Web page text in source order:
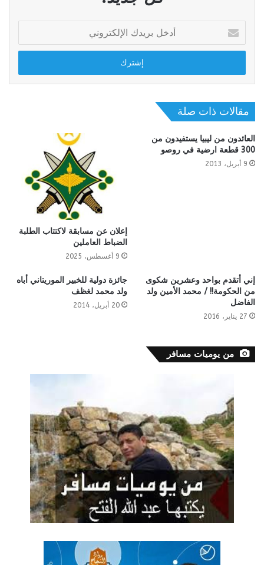
بريدك
الإلكتروني
مقالات ذات صلة
العائدون من ليبيا يستفيدون من
300 قطعة ارضية في روصو
9 أبريل، 2013
إعلان عن مسابقة لاكتتاب الطلبة
الضباط العاملين
9 أغسطس، 2025
إني أتقدم بواحد وعشرين شكوى
من الحكومة!! / محمد الأمين ولد
الفاضل
27 يناير، 2016
جائزة دولية للخبير الموريتاني أباه
ولد محمد لغظف
20 أبريل، 2014
من يوميات مسافر